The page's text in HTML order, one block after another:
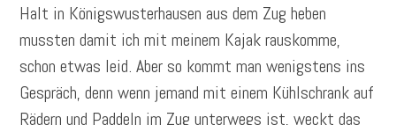
Halt in Königswusterhausen aus dem Zug heben
mussten damit ich mit meinem Kajak rauskomme,
schon etwas leid. Aber so kommt man wenigstens ins
Gespräch, denn wenn jemand mit einem Kühlschrank auf
Rädern und Paddeln im Zug unterwegs ist, weckt das